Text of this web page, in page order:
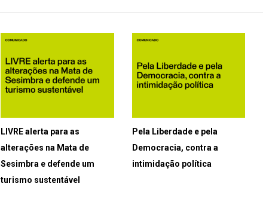
LIVRE alerta para as
alterações na Mata de
Sesimbra e defende um
turismo sustentável
Pela Liberdade e pela
Democracia, contra a
intimidação política